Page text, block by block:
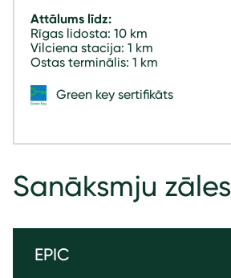
Attālums līdz:
Rīgas lidosta: 10 km
Vilciena stacija: 1 km
Ostas terminālis: 1 km
Green key sertifikāts
Sanāksmju zāles
EPIC